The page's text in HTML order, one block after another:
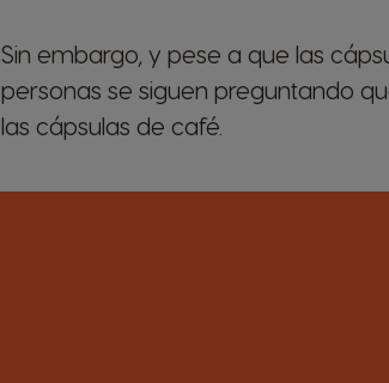
Sin embargo, y pese a que las
personas se siguen preguntando
las cápsulas de café.